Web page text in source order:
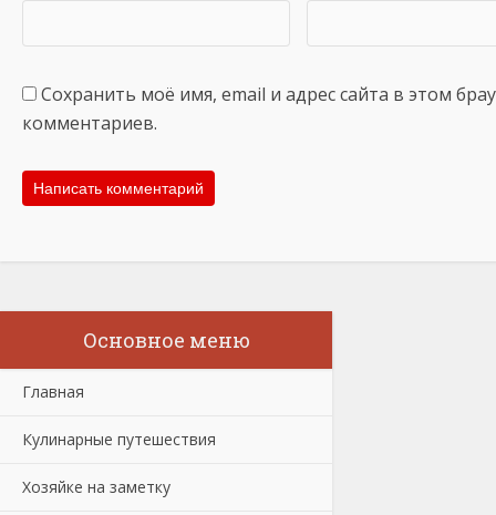
Сохранить моё имя, email и адрес сайта в этом
комментариев.
Основное меню
Главная
Кулинарные путешествия
Хозяйке на заметку